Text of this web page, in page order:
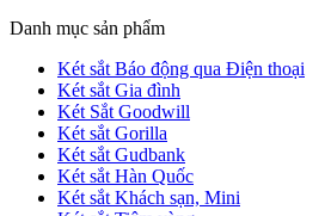
Danh mục sản phẩm
Két sắt Báo động qua Điện thoại
Két sắt Gia đình
Két Sắt Goodwill
Két sắt Gorilla
Két sắt Gudbank
Két sắt Hàn Quốc
Két sắt Khách sạn, Mini